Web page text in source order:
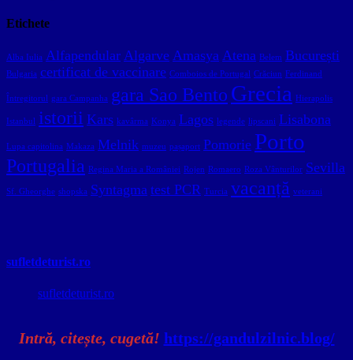
Etichete
Alba Iulia Alfapendular Algarve Amasya Atena Belem București
Bulgaria certificat de vaccinare Comboios de Portugal Crăciun Ferdinand
Întregitorul gara Campanha gara Sao Bento Grecia Hierapolis
Istanbul istorii Kars kavârma Konya Lagos legende lipscani Lisabona
Lupa capitolina Makaza Melnik muzeu pașaport Pomorie Porto
Portugalia Regina Maria a României Rojen Romaero Roza Vânturilor Sevilla
Sf. Gheorghe shopska Syntagma test PCR Turcia vacanță veterani
sufletdeturist.ro
sufletdeturist.ro
Intră, citește, cugetă! https://gandulzilnic.blog/